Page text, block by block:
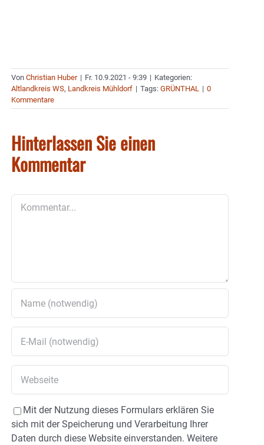
Von Christian Huber | Fr. 10.9.2021 - 9:39 | Kategorien:
Altlandkreis WS, Landkreis Mühldorf | Tags: GRÜNTHAL | 0
Kommentare
Hinterlassen Sie einen
Kommentar
Mit der Nutzung dieses Formulars erklären Sie
sich mit der Speicherung und Verarbeitung Ihrer
Daten durch diese Website einverstanden. Weitere